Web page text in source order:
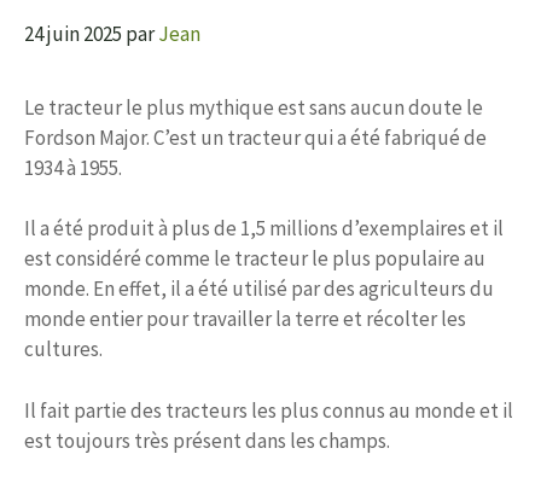
24 juin 2025 parJean
Le tracteur le plus mythique est sans aucun doute le
Fordson Major. C’est un tracteur qui a été fabriqué de
1934 à 1955.
Il a été produit à plus de 1,5 millions d’exemplaires et il
est considéré comme le tracteur le plus populaire au
monde. En effet, il a été utilisé par des agriculteurs du
monde entier pour travailler la terre et récolter les
cultures.
Il fait partie des tracteurs les plus connus au monde et il
est toujours très présent dans les champs.